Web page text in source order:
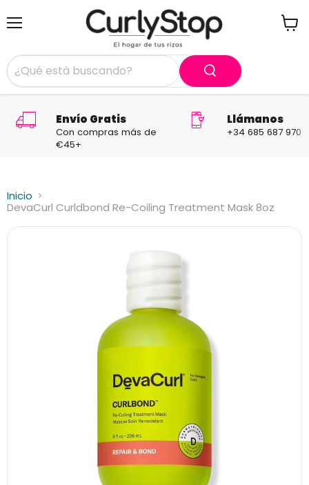
Envío Gratis
Con compras más de
€45+
Llámanos
+34 685 687 970
Inicio
DevaCurl Curldbond Re-Coiling Treatment Mask 8oz